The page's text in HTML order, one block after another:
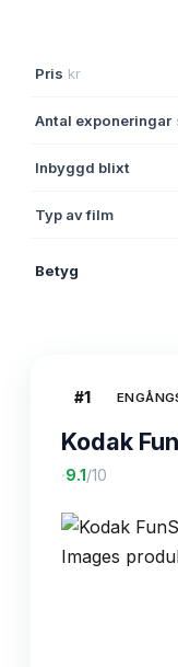
Pris kr
Antal exponeringar
Inbyggd blixt
Typ av film
Betyg
#1
Kodak
·9.1 /10